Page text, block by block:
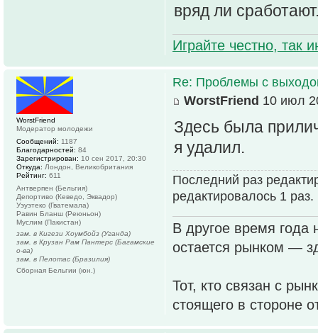
вряд ли
Играйте честно, так
Re: Проблемы с
WorstFriend 10 июл
Здесь была
я удалил.
Последний раз
редактировалось 1 раз.
В другое время года
остается рынком —
Тот, кто связан с
стоящего в стороне
WorstFriend
Модератор молодежи
Сообщений: 1187
Благодарностей: 84
Зарегистрирован: 10 сен 2017, 20:30
Откуда: Лондон, Великобритания
Рейтинг: 611
Антверпен (Бельгия)
Депортиво (Кеведо, Эквадор)
Уэуэтеко (Гватемала)
Равин Бланш (Реюньон)
Муслим (Пакистан)
зам. в Кигези Хоумбойз (Уганда)
зам. в Крузан Рам Пантерс (Багамские
о-ва)
зам. в Пелотас (Бразилия)
Сборная Бельгии (юн.)